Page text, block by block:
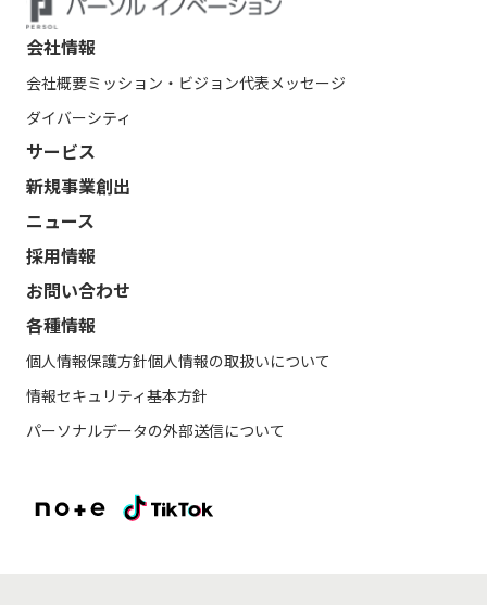
会社情報
会社概要ミッション・ビジョン代表メッセージ
ダイバーシティ
サービス
新規事業創出
ニュース
採用情報
お問い合わせ
各種情報
個人情報保護方針個人情報の取扱いについて
情報セキュリティ基本方針
パーソナルデータの外部送信について